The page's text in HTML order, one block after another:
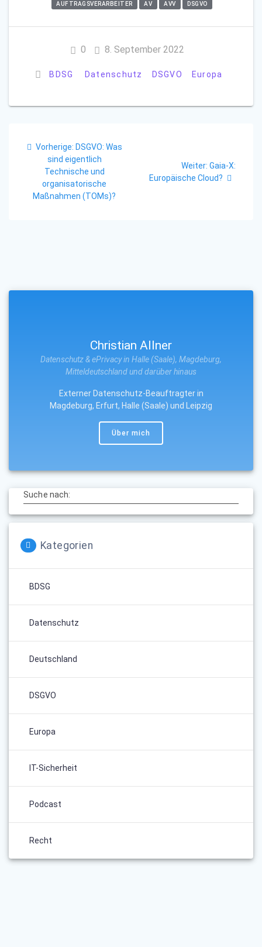
AUFTRAGSVERARBEITER AV AVV DSGVO
0 8. September 2022
BDSG Datenschutz DSGVO Europa
Navigation
Vorherige: Vorheriger
Beitrag:
DSGVO: Was
sind eigentlich
Technische und
organisatorische
Maßnahmen (TOMs)?
Weiter: Nächster
Beitrag:
Gaia-X:
Europäische Cloud?
Christian Allner
Datenschutz & ePrivacy in Halle (Saale), Magdeburg,
Mitteldeutschland und darüber hinaus
Externer Datenschutz-Beauftragter in
Magdeburg, Erfurt, Halle (Saale) und Leipzig
Über mich
Suche nach:
Kategorien
BDSG
Datenschutz
Deutschland
DSGVO
Europa
IT-Sicherheit
Podcast
Recht